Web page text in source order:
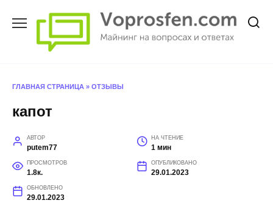
ГЛАВНАЯ СТРАНИЦА » ОТЗЫВЫ
капот
АВТОР
putem77
НА ЧТЕНИЕ
1 мин
ПРОСМОТРОВ
1.8к.
ОПУБЛИКОВАНО
29.01.2023
ОБНОВЛЕНО
29.01.2023